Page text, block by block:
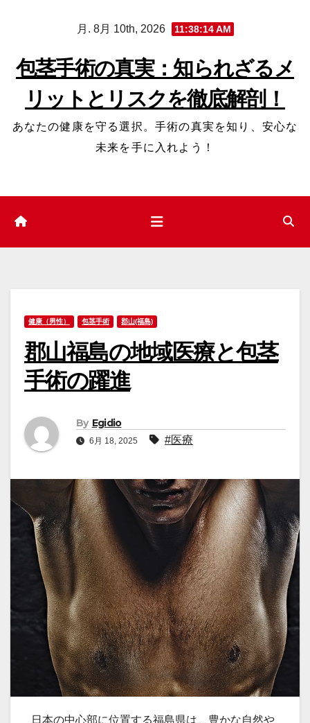
プ
月. 8月 10th, 2026 11:38:15 AM
包茎手術の真実：知られざるメ
リットとリスクを徹底解剖！
あなたの健康を守る選択。手術の真実を知り、安心な
未来を手に入れよう！
健康（男性） 包茎手術 郡山(福島)
郡山福島の地域医療と包茎
手術の躍進
By Egidio
6月 18, 2025 #医療
日本の中心部に位置する福島県は、豊かな自然や